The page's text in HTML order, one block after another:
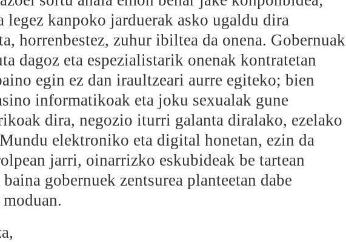
legez kanpoko jarduerak asko ugaldu dira
horrenbestez, zuhur ibiltea da onena. Gobernuak
dagoz eta espezialistarik onenak kontratetan
egin ez dan iraultzeari aurre egiteko; bien
informatikoak eta joku sexualak gune
dira, negozio iturri galanta diralako, ezelako
elektroniko eta digital honetan, ezin da
jarri, oinarrizko eskubideak be tartean
gobernuek zentsurea planteetan dabe